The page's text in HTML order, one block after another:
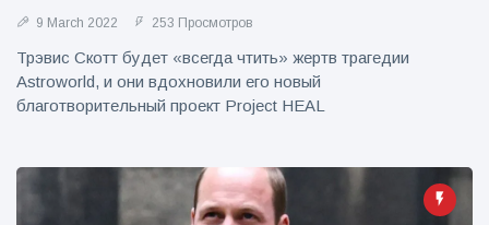
9 March 2022 253 Просмотров
Трэвис Скотт будет «всегда чтить» жертв трагедии
Astroworld, и они вдохновили его новый
благотворительный проект Project HEAL